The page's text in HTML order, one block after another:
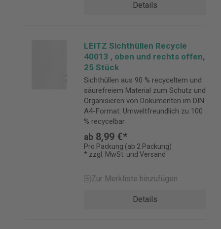
Details
LEITZ Sichthüllen Recycle
40013 , oben und rechts offen,
25 Stück
Sichthüllen aus 90 % recyceltem und
säurefreiem Material zum Schutz und
Organisieren von Dokumenten im DIN
A4-Format. Umweltfreundlich zu 100
% recycelbar.
ab 8,99 €*
Pro Packung (ab 2 Packung)
* zzgl. MwSt. und Versand
Zur Merkliste hinzufügen
Details